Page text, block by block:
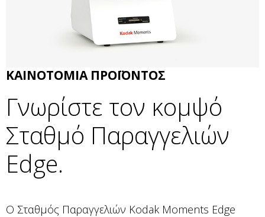
ΚΑΙΝΟΤΟΜΙΑ ΠΡΟΪΟΝΤΟΣ
Γνωρίστε τον κομψό
Σταθμό Παραγγελιών
Edge.
Ο Σταθμός Παραγγελιών Kodak Moments Edge